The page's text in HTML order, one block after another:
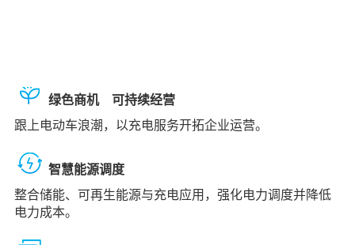
绿色商机 可持续经营
跟上电动车浪潮，以充电服务开拓企业运营。
智慧能源调度
整合储能、可再生能源与充电应用，强化电力调度并降低
电力成本。